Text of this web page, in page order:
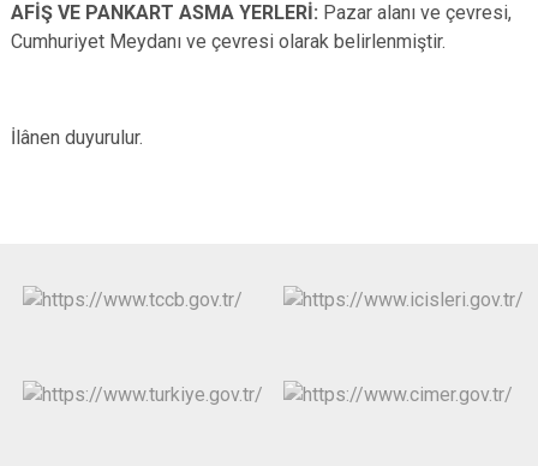
AFİŞ VE PANKART ASMA YERLERİ: Pazar alanı ve çevresi,
Cumhuriyet Meydanı ve çevresi olarak belirlenmiştir.
İlânen duyurulur.